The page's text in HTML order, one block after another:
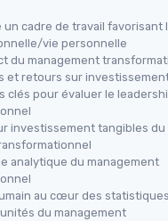
un cadre de travail favorisant
vie personnelle
du management
et retours sur
clés pour évaluer le
investissement tangibles du
analytique du management
au cœur des statistiques
du management